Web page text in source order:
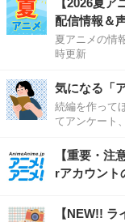
【2026夏
配信情報＆
夏アニメの情
時更新
気になる「
続編を作って
てアンケート
【重要・注
rアカウント
【NEW!! ラ